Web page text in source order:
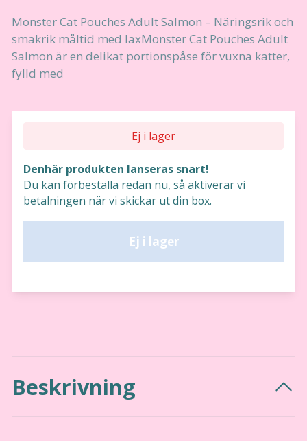
Monster Cat Pouches Adult Salmon – Näringsrik och
smakrik måltid med laxMonster Cat Pouches Adult
Salmon är en delikat portionspåse för vuxna katter,
fylld med
Ej i lager
Denhär produkten lanseras snart!
Du kan förbeställa redan nu, så aktiverar vi
betalningen när vi skickar ut din box.
Ej i lager
Beskrivning